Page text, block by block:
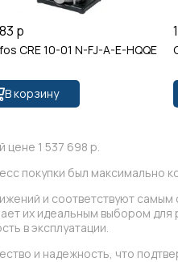
р
CRE 10-01 N-FJ-A-E-HQQE
В корзину
цене 1 537 698 р.
покупки был максимально
и соответствуют самым
их идеальным выбором для
в эксплуатации.
и надежность, что